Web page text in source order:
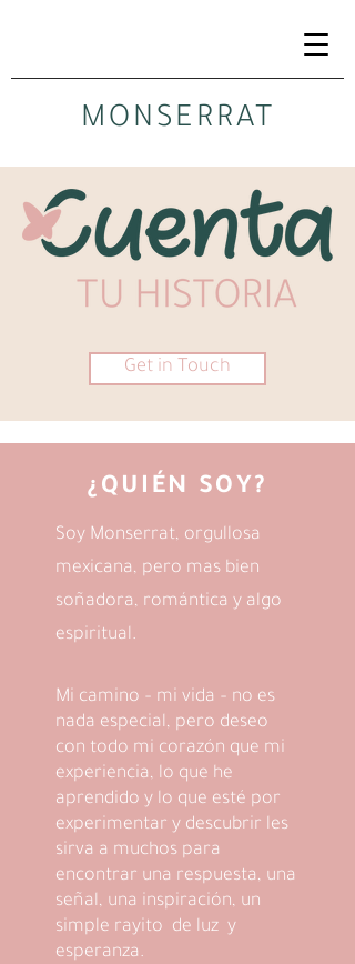
MONSERRAT
Get in Touch
¿QUIÉN SOY?
Soy Monserrat, orgullosa
mexicana, pero mas bien
soñadora, romántica y algo
espiritual.
Mi camino – mi vida – no es
nada especial, pero deseo
con todo mi corazón que mi
experiencia, lo que he
aprendido y lo que esté por
experimentar y descubrir les
sirva a muchos para
encontrar una respuesta, una
señal, una inspiración, un
simple rayito de luz y
esperanza.